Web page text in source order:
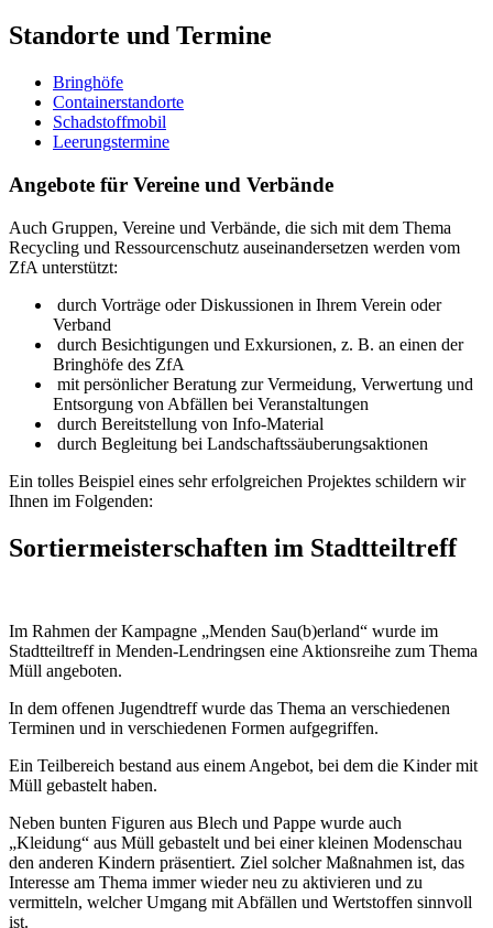
Standorte und Termine
Bringhöfe
Containerstandorte
Schadstoffmobil
Leerungstermine
Angebote für Vereine und Verbände
Auch Gruppen, Vereine und Verbände, die sich mit dem Thema
Recycling und Ressourcenschutz auseinandersetzen werden vom
ZfA unterstützt:
durch Vorträge oder Diskussionen in Ihrem Verein oder
Verband
durch Besichtigungen und Exkursionen, z. B. an einen der
Bringhöfe des ZfA
mit persönlicher Beratung zur Vermeidung, Verwertung und
Entsorgung von Abfällen bei Veranstaltungen
durch Bereitstellung von Info-Material
durch Begleitung bei Landschaftssäuberungsaktionen
Ein tolles Beispiel eines sehr erfolgreichen Projektes schildern wir
Ihnen im Folgenden:
Sortiermeisterschaften im Stadtteiltreff
Im Rahmen der Kampagne „Menden Sau(b)erland“ wurde im
Stadtteiltreff in Menden-Lendringsen eine Aktionsreihe zum Thema
Müll angeboten.
In dem offenen Jugendtreff wurde das Thema an verschiedenen
Terminen und in verschiedenen Formen aufgegriffen.
Ein Teilbereich bestand aus einem Angebot, bei dem die Kinder mit
Müll gebastelt haben.
Neben bunten Figuren aus Blech und Pappe wurde auch
„Kleidung“ aus Müll gebastelt und bei einer kleinen Modenschau
den anderen Kindern präsentiert. Ziel solcher Maßnahmen ist, das
Interesse am Thema immer wieder neu zu aktivieren und zu
vermitteln, welcher Umgang mit Abfällen und Wertstoffen sinnvoll
ist.